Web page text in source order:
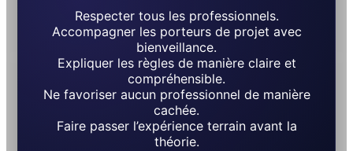
Respecter tous les professionnels.
Accompagner les porteurs de projet avec
bienveillance.
Expliquer les règles de manière claire et
compréhensible.
Ne favoriser aucun professionnel de manière
cachée.
Faire passer l’expérience terrain avant la
théorie.